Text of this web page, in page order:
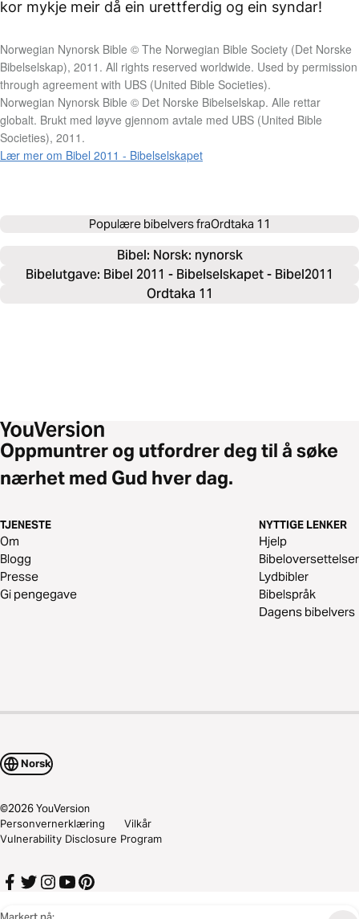
kor mykje meir då ein urettferdig og ein syndar!
Norwegian Nynorsk Bible © The Norwegian Bible Society (Det Norske
Bibelselskap), 2011. All rights reserved worldwide. Used by permission
through agreement with UBS (United Bible Societies).
Norwegian Nynorsk Bible © Det Norske Bibelselskap. Alle rettar
globalt. Brukt med løyve gjennom avtale med UBS (United Bible
Societies), 2011.
Lær mer om Bibel 2011 - Bibelselskapet
Populære bibelvers fraOrdtaka 11
Bibel: Norsk: nynorsk
Bibelutgave: Bibel 2011 - Bibelselskapet - Bibel2011
Ordtaka 11
Oppmuntrer og utfordrer deg til å søke
nærhet med Gud hver dag.
TJENESTE
Om
Blogg
Presse
Gi pengegave
NYTTIGE LENKER
Hjelp
Bibeloversettelser
Lydbibler
Bibelspråk
Dagens bibelvers
Norsk
©2026YouVersion
Personvernerklæring
Vilkår
Vulnerability Disclosure Program